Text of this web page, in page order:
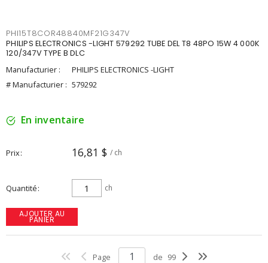
PHI15T8COR48840MF21G347V
PHILIPS ELECTRONICS -LIGHT 579292 TUBE DEL T8 48PO 15W 4 000K
120/347V TYPE B DLC
Manufacturier :
PHILIPS ELECTRONICS -LIGHT
# Manufacturier : 579292
En inventaire
Prix 16,81 $ / ch
Quantité ch
AJOUTER AU
PANIER
Page de 99